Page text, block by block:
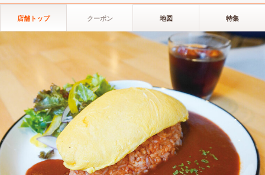
店舗トップ クーポン 地図 特集